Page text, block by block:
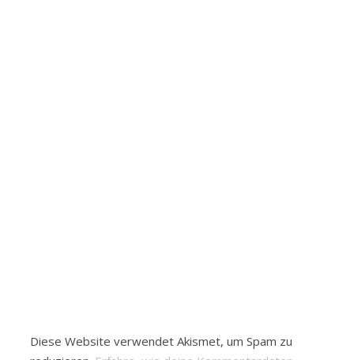
Diese Website verwendet Akismet, um Spam zu